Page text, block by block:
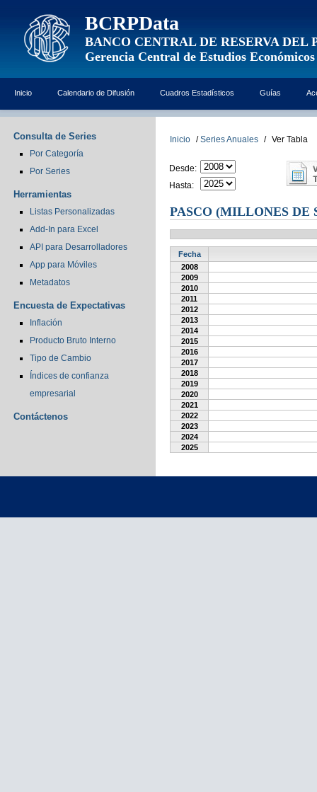
BCRPData
BANCO CENTRAL DE RESERVA DEL
Gerencia Central de Estudios Económicos
Inicio Calendario de Difusión Cuadros Estadísticos Guías
Consulta de Series
Por Categoría
Por Series
Herramientas
Listas Personalizadas
Add-In para Excel
API para Desarrolladores
App para Móviles
Metadatos
Encuesta de Expectativas
Inflación
Producto Bruto Interno
Tipo de Cambio
Índices de confianza
empresarial
Contáctenos
Inicio / Series Anuales / Ver Tabla
Desde:
Hasta:
PASCO (MILLONES DE
Fecha
2008
2009
2010
2011
2012
2013
2014
2015
2016
2017
2018
2019
2020
2021
2022
2023
2024
2025